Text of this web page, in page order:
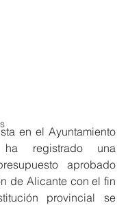
en el Ayuntamiento
registrado una
aprobado
de Alicante con el fin
provincial se